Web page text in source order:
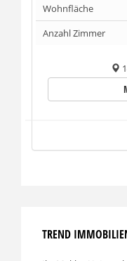
Wohnfläche
Anzahl Zimmer
TREND